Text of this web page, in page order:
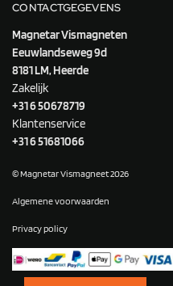
CONTACTGEGEVENS
Magnetar Vismagneten
Eeuwlandseweg 9d
8181 LM, Heerde
Zakelijk
+31 6 50678719
Klantenservice
+31 6 51681066
© Magnetar Vismagneet 2026
Algemene voorwaarden
Privacy policy